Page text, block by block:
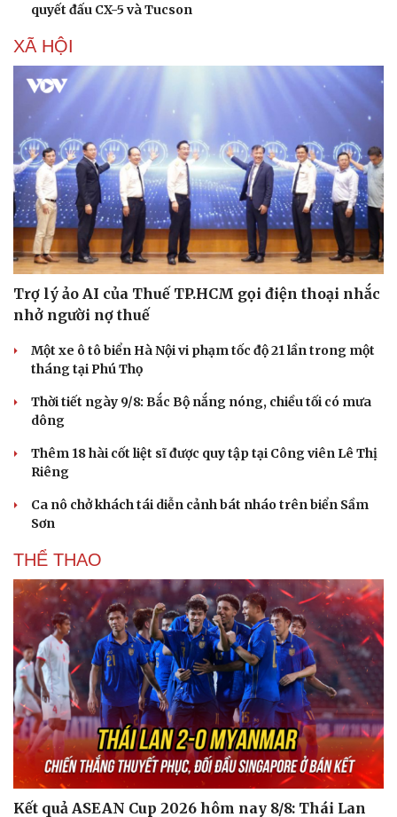
Văn hóa
Sân khấu - Điện ảnh
Văn học
Âm nhạc
Di sản
Nghệ sĩ
Sao Việt
quyết đấu CX-5 và Tucson
XÃ HỘI
Trợ lý ảo AI của Thuế TP.HCM gọi điện thoại nhắc
nhở người nợ thuế
Một xe ô tô biển Hà Nội vi phạm tốc độ 21 lần trong một
tháng tại Phú Thọ
Thời tiết ngày 9/8: Bắc Bộ nắng nóng, chiều tối có mưa
dông
Thêm 18 hài cốt liệt sĩ được quy tập tại Công viên Lê Thị
Riêng
Ca nô chở khách tái diễn cảnh bát nháo trên biển Sầm
Sơn
THỂ THAO
Kết quả ASEAN Cup 2026 hôm nay 8/8: Thái Lan